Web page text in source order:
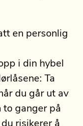
en personlig
i din hybel
Ta
du går ut av
to ganger på